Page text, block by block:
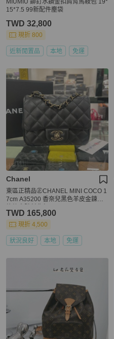
MIUMIU 鉚釘水鑽金扣肩背馬鞍包 19*
15*7.5 99新配件塵袋
TWD 32,800
現折 800
近新閒置品 本地 免運
Chanel
東區正精品㊣CHANEL MINI COCO 1
7cm A35200 香奈兒黑色羊皮金鍊菱
TWD 165,800
現折 4,500
狀況良好 本地 免運